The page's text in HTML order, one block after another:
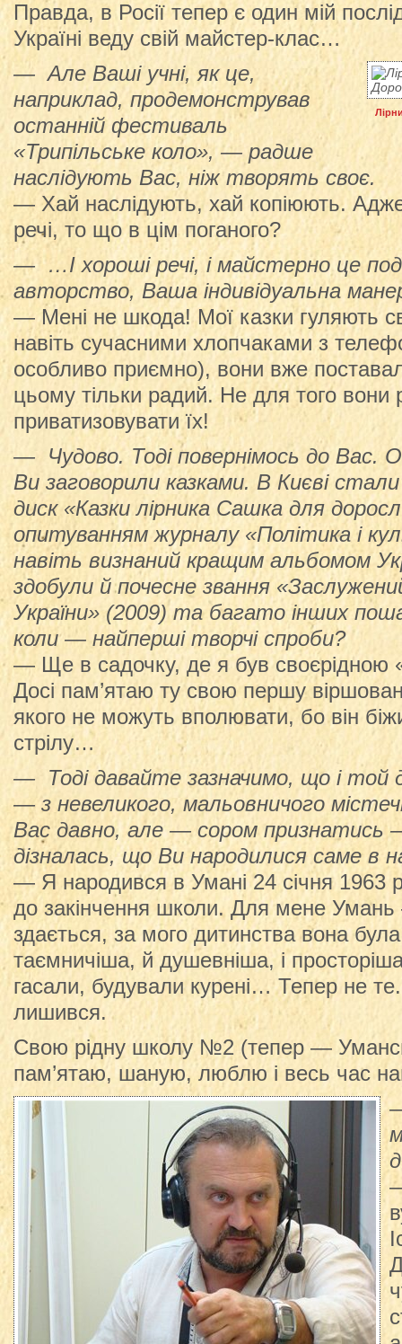
Правда, в Росії тепер є один мій
Україні веду свій майстер-клас…
— Але Ваші учні, як це,
наприклад, продемонстрував
останній фестиваль
«Трипільське коло», — радше
наслідують Вас, ніж творять своє.
— Хай наслідують, хай копіюють.
речі, то що в цім поганого?
— …І хороші речі, і майстерно це
авторство, Ваша індивідуальна
— Мені не шкода! Мої казки гуляють
навіть сучасними хлопчаками з
особливо приємно), вони вже
цьому тільки радий. Не для того
приватизовувати їх!
— Чудово. Тоді повернімось до Вас.
Ви заговорили казками. В Києві
диск «Казки лірника Сашка для
опитуванням журналу «Політика і
навіть визнаний кращим альбомом
здобули й почесне звання
України» (2009) та багато інших
коли — найперші творчі спроби?
— Ще в садочку, де я був своєрідною
Досі пам’ятаю ту свою першу
якого не можуть вполювати, бо він
стрілу…
— Тоді давайте зазначимо, що і той
— з невеликого, мальовничого
Вас давно, але — сором признатись
дізналась, що Ви народилися саме в
— Я народився в Умані 24 січня 1963
до закінчення школи. Для мене
здається, за мого дитинства вона
таємничіша, й душевніша, і
гасали, будували курені… Тепер не
лишився.
Свою рідну школу №2 (тепер —
пам’ятаю, шаную, люблю і весь час